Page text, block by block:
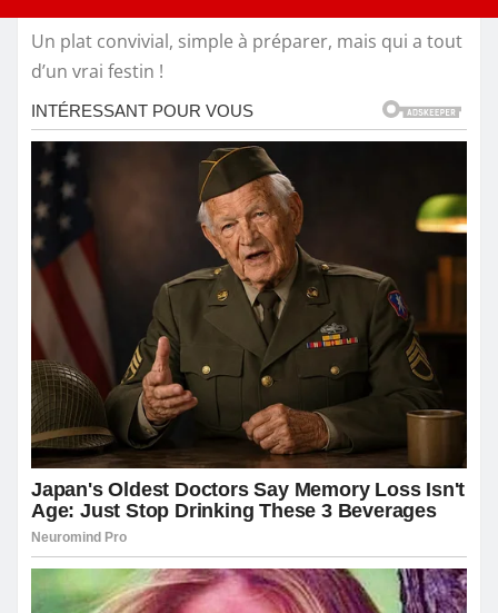
Un plat convivial, simple à préparer, mais qui a tout
d’un vrai festin !